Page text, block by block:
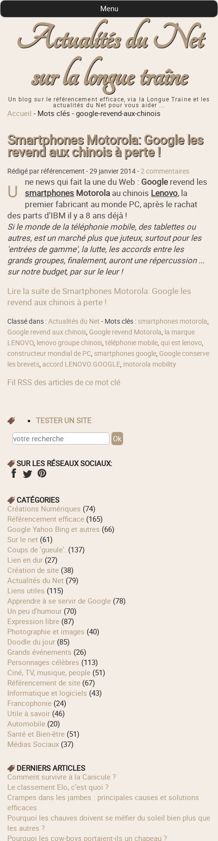
Actualités du Net
sur la longue traîne
Un blog sur le référencement efficace, via la Longue Traine et les
actualités du Net pour vous aider ...
Menu
Accueil - Mots clés -google-revend-aux-chinois
Smartphones Motorola: Google les
revend aux chinois à perte !
Rédigé par référencement -29 janvier 2014-2 commentaires
U ne news qui fait la une du Web : Google revend les
smartphones Motorola au chinois Lenovo, la
premier fabricant au monde PC, après le rachat
des parts d'IBM il y a 8 ans déjà !
Si le monde de la téléphonie mobile, des tablettes ou
autres, est un marché plus que juteux, surtout pour les
'entrées de gamme', la lutte, les accords entre les
grands groupes, finalement, auront une répercussion ...
sur notre budget, par sur le leur !
Lire la suite de Smartphones Motorola: Google les
revend aux chinois à perte !
Classé dans :Actualités du Net - Mots clés : smartphones motorola,
Google revend aux chinois, Google revend Motorola, la marque
LENOVO, lenovo groupe chinois,téléphonie mobile,qui est lenovo,
constructeur mondial de PC, smartphones google, Google conserve
les brevets, accord LENOVO GOOGLE, motorola mobility
Fil RSS des articles de ce mot clé
TESTER UN SITE
SUR LES RÉSEAUX SOCIAUX:
CATÉGORIES
Créations Numériques (74)
Référencement efficace (165)
Google Yahoo Bing et autres (66)
Sur le net (61)
Coups de 'gueule'. (137)
Lien en dur (27)
Création de site (38)
Actualités du Net (79)
Liens utiles (115)
Apprendre à se servir de Google (78)
Un peu d'humour (70)
Expression libre (87)
Photographie et images (40)
Doodle du jour (85)
Grands événements (26)
Personnages célèbres (113)
Ciné, TV, musique, people (51)
Référencement de site (67)
Informatique et logiciels (43)
Francophonie (24)
Utile à savoir (46)
Automobile (20)
Santé et Bien-être (51)
Médias Sociaux (37)
DERNIERS ARTICLES
Comment survivre à la Canicule ?
Le classement Elo, c’est quoi ?
Crampes dans les jambes : principales causes et solutions
efficaces
Pourquoi les chauves doivent se méfier du soleil bien plus que
les autres ?
Pourquoi les cow‑boys portaient‑ils un chapeau ?